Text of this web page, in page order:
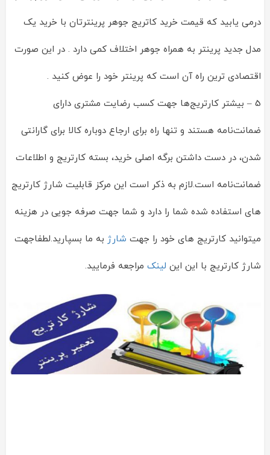
درمی یابید که قیمت خرید کاتریج جوهر پرینترتان با خرید یک
مدل جدید پرینتر به همراه جوهر اختلاف کمی دارد . در این صورت
اقتصادی ترین راه آن است که پرینتر خود را عوض کنید .
5 – بیشتر کارتریج‌ها جهت کسب رضایت مشتری دارای
ضمانت‌نامه هستند و تنها راه برای ارجاع دوباره کالا برای گارانتی
شدن، در دست داشتن برگه اصلی خرید، بسته کارتریج و اطلاعات
ضمانت‌نامه است.لازم به ذکر است این مرکز قابلیت شارژ کارتریج
های استفاده شده شما را دارد و شما جهت صرفه جویی در هزینه
میتوانید کارتریج های خود را جهت شارژ به ما بسپارید.لطفاجهت
شارژ کارتریج با این این لینک مراجعه فرمایید.